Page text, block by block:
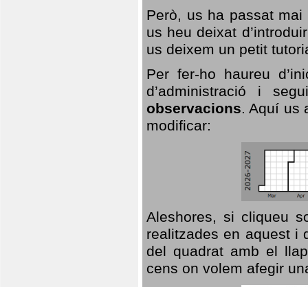
Però, us ha passat
us heu deixat
us deixem un petit
Per fer-ho haureu
d’administració i
observacions. Aquí us
modificar:
Aleshores, si cliqueu
realitzades en aquest i
del quadrat amb el
cens on volem afegir